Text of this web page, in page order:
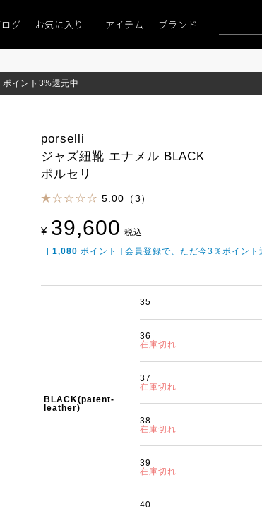
ト」 ポイント9％「マンスリーポイントキャンペーン」
グ お気に入り アイテム ブランド
ポイント3%還元中
porselli
ジャズ紐靴 エナメル BLACK
ポルセリ
5.00（3）
¥ 39,600 税込
[ 1,080 ポイント ] 会員登録で、ただ今3％ポイント
BLACK(patent-
leather)
35
36
在庫切れ
37
在庫切れ
38
在庫切れ
39
在庫切れ
40